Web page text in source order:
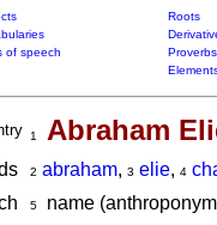
Roots
of speech Proverbs
1 Abraham
2 abraham, 3 elie, 4
5name